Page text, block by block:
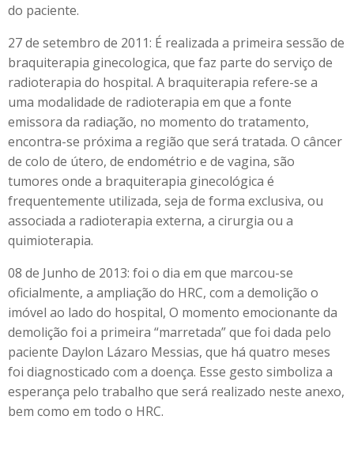
do paciente.
27 de setembro de 2011: É realizada a primeira sessão de
braquiterapia ginecologica, que faz parte do serviço de
radioterapia do hospital. A braquiterapia refere-se a
uma modalidade de radioterapia em que a fonte
emissora da radiação, no momento do tratamento,
encontra-se próxima a região que será tratada. O câncer
de colo de útero, de endométrio e de vagina, são
tumores onde a braquiterapia ginecológica é
frequentemente utilizada, seja de forma exclusiva, ou
associada a radioterapia externa, a cirurgia ou a
quimioterapia.
08 de Junho de 2013: foi o dia em que marcou-se
oficialmente, a ampliação do HRC, com a demolição o
imóvel ao lado do hospital, O momento emocionante da
demolição foi a primeira “marretada” que foi dada pelo
paciente Daylon Lázaro Messias, que há quatro meses
foi diagnosticado com a doença. Esse gesto simboliza a
esperança pelo trabalho que será realizado neste anexo,
bem como em todo o HRC.